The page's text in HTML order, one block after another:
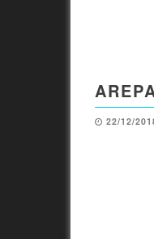
22/12/